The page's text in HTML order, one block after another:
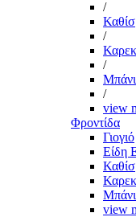
/
/
/
/
view
Φροντίδα
Γιογιό
Είδη
view